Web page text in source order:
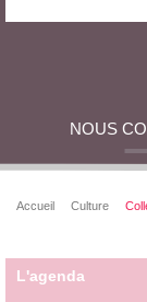
NOUS
Accueil Culture
L'agenda